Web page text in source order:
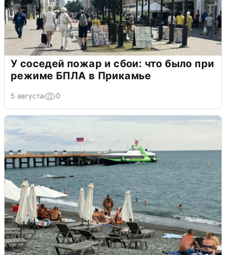
У соседей пожар и сбои: что было при
режиме БПЛА в Прикамье
5 августа 0